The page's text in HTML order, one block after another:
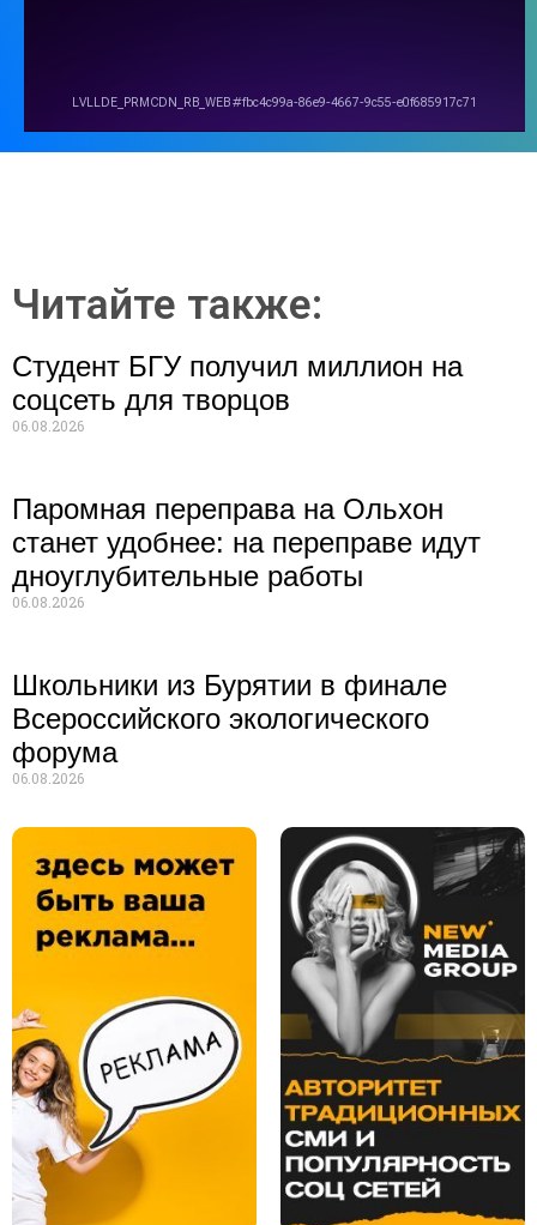
Читайте также:
Студент БГУ получил миллион на
соцсеть для творцов
06.08.2026
Паромная переправа на Ольхон
станет удобнее: на переправе идут
дноуглубительные работы
06.08.2026
Школьники из Бурятии в финале
Всероссийского экологического
форума
06.08.2026